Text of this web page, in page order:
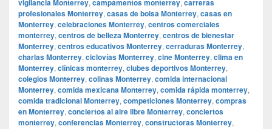
vigilancia Monterrey, campamentos monterrey, carreras
profesionales Monterrey, casas de bolsa Monterrey, casas en
Monterrey, celebraciones Monterrey, centros comerciales
monterrey, centros de belleza Monterrey, centros de bienestar
Monterrey, centros educativos Monterrey, cerraduras Monterrey,
charlas Monterrey, ciclovías Monterrey, cine Monterrey, clima en
Monterrey, clínicas monterrey, clubes deportivos Monterrey,
colegios Monterrey, colinas Monterrey, comida internacional
Monterrey, comida mexicana Monterrey, comida rápida monterrey,
comida tradicional Monterrey, competiciones Monterrey, compras
en Monterrey, conciertos al aire libre Monterrey, conciertos
monterrey, conferencias Monterrey, constructoras Monterrey,